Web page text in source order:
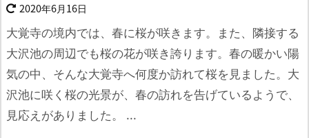
2020年6月16日
大覚寺の境内では、春に桜が咲きます。また、隣接する
大沢池の周辺でも桜の花が咲き誇ります。 春の暖かい陽
気の中、そんな大覚寺へ何度か訪れて桜を見ました。大
沢池に咲く桜の光景が、春の訪れを告げているようで、
見応えがありました。 ...